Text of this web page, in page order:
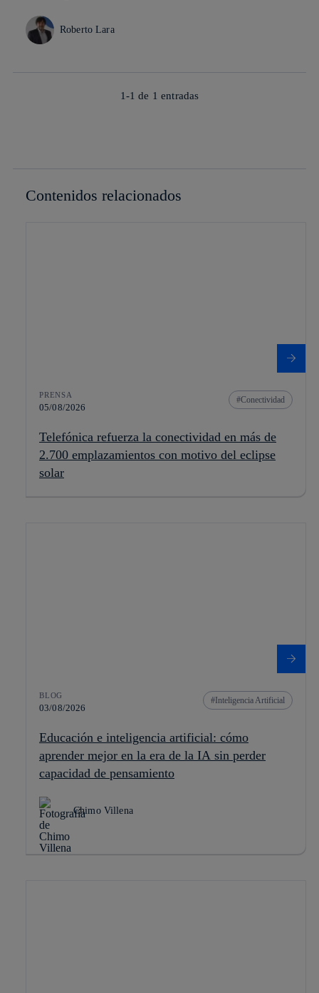
Roberto Lara
1-1 de 1 entradas
Contenidos relacionados
PRENSA
05/08/2026
Conectividad
Telefónica refuerza la conectividad en más de
2.700 emplazamientos con motivo del eclipse
solar
BLOG
03/08/2026
Inteligencia Artificial
Educación e inteligencia artificial: cómo
aprender mejor en la era de la IA sin perder
capacidad de pensamiento
Chimo Villena